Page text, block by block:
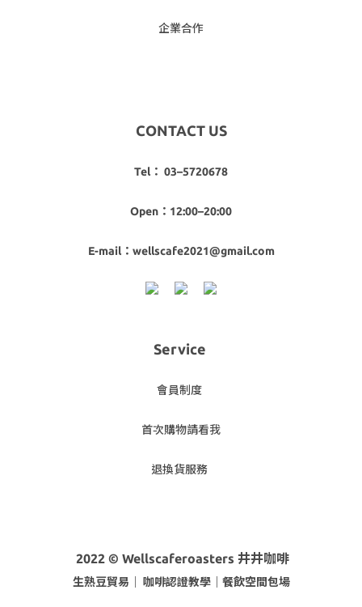
企業合作
CONTACT US
Tel： 03–5720678
Open：12:00–20:00
E-mail：wellscafe2021@gmail.com
Service
會員制度
首次購物請看我
退換貨服務
2022 © Wellscaferoasters 井井咖啡
生熟豆貿易｜ 咖啡認證教學｜餐飲空間包場